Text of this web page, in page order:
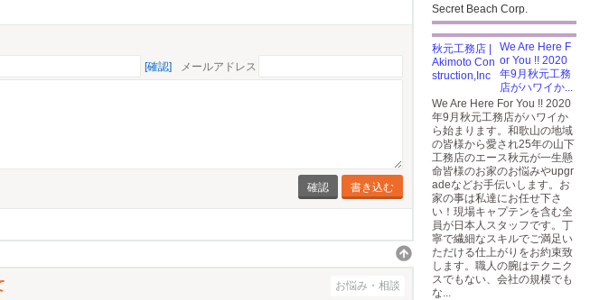
[確認] メールアドレス
書き込む
お悩み・相談
Secret Beach Corp.
We Are Here F
or You !! 2020
年9月秋元工務
店がハワイか...
We Are Here For You !! 2020
年9月秋元工務店がハワイか
ら始まります。和歌山の地域
の皆様から愛され25年の山下
工務店のエース秋元が一生懸
命皆様のお家のお悩みやupgr
adeなどお手伝いします。お
家の事は私達にお任せ下さ
い！現場キャプテンを含む全
員が日本人スタッフです。丁
寧で繊細なスキルでご満足い
ただける仕上がりをお約束致
します。職人の腕はテクニク
スでもない、会社の規模でも
な...